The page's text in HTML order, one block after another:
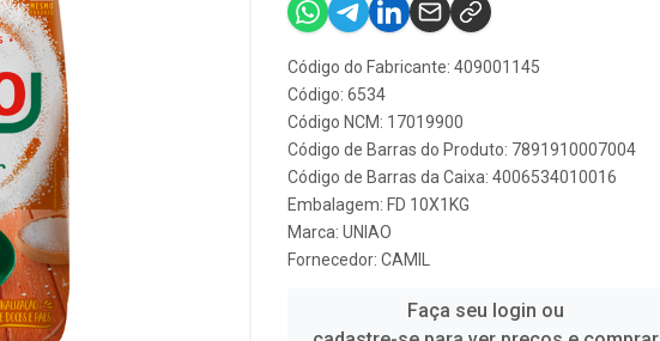
Código do Fabricante: 409001145
Código: 6534
Código NCM: 17019900
Código de Barras do Produto: 7891910007004
Código de Barras da Caixa: 4006534010016
Embalagem: FD 10X1KG
Marca: UNIAO
Fornecedor: CAMIL
Faça seu login ou